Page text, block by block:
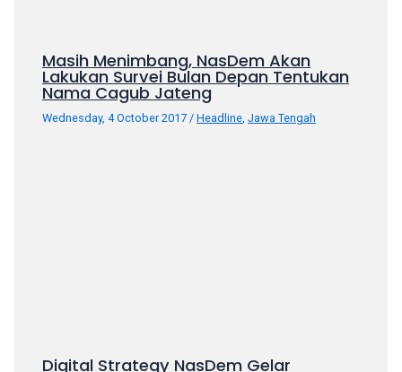
Masih Menimbang, NasDem Akan
Lakukan Survei Bulan Depan Tentukan
Nama Cagub Jateng
Wednesday, 4 October 2017/Headline,Jawa Tengah
Digital Strategy NasDem Gelar